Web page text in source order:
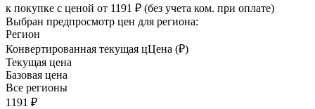
к покупке с ценой от 1191 ₽ (без учета ком. при оплате)
Выбран предпросмотр цен для региона:
Регион
Конвертированная текущая цЦена (₽)
Текущая цена
Базовая цена
Все регионы
1191 ₽